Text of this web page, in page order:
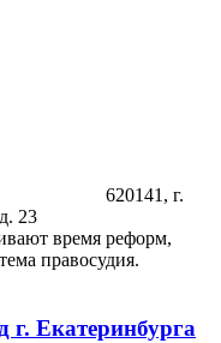
620141, г.
23
время реформ,
правосудия.
Екатеринбурга